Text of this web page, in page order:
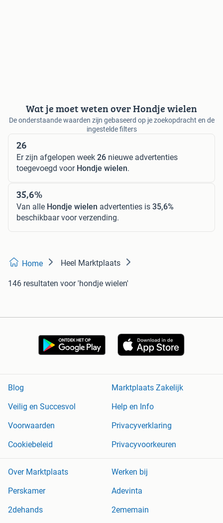
Wat je moet weten over Hondje wielen
De onderstaande waarden zijn gebaseerd op je zoekopdracht en de
ingestelde filters
26
Er zijn afgelopen week 26 nieuwe advertenties
toegevoegd voor Hondje wielen.
35,6%
Van alle Hondje wielen advertenties is 35,6%
beschikbaar voor verzending.
Home Heel Marktplaats
146 resultaten voor 'hondje wielen'
Blog
Marktplaats Zakelijk
Veilig en Succesvol
Help en Info
Voorwaarden
Privacyverklaring
Cookiebeleid
Privacyvoorkeuren
Over Marktplaats
Werken bij
Perskamer
Adevinta
2dehands
2ememain